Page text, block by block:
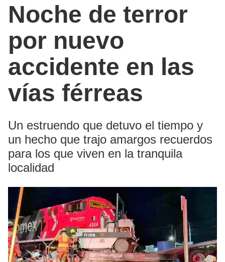
Noche de terror
por nuevo
accidente en las
vías férreas
Un estruendo que detuvo el tiempo y
un hecho que trajo amargos recuerdos
para los que viven en la tranquila
localidad